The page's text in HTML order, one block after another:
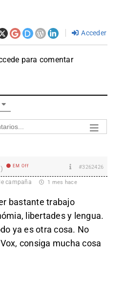
Acceder
para comentar
EM Off #3262426
campaña 1 mes hace
bastante trabajo
libertades y lengua.
ya es otra cosa. No
consiga mucha cosa